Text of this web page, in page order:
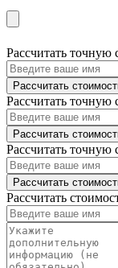
Рассчитать точную
Рассчитать точную
Рассчитать точную
Рассчитать